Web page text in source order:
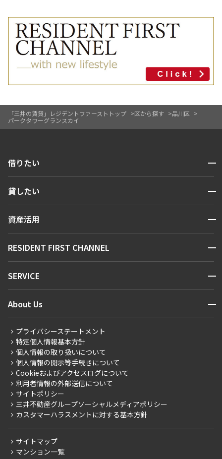
「三井の賃貸」レジデントファーストトップ 区から探す
品川区
パークタワーグランスカイ
借りたい 開閉
人気エリアから探す
新着情報から探す
新着募集情報
こだわりから探す
こだわり一覧
プレミアムマンション
新築
当社限定（港区・渋谷区）
当社限定（港区・渋谷区以外）
三井不動産企画
賃料改定
貸したい 開閉
お問い合わせ
資産活用 開閉
お問い合わせ
RESIDENT FIRST CHANNEL 開閉
マンションレポート
住まいのコラム
SERVICE 開閉
会員ページ
ご入居・提携サービス
お部屋探しからご契約まで
よくあるご質問
社宅紹介
【仲介会社様向け】当社仲介事業部取り扱い物件入居申込
About Us 開閉
会社情報
事業案内
採用情報
ニュースリリース
お問い合わせ
プライバシーステートメント
特定個人情報基本方針
個人情報の取り扱いについて
個人情報の開示等手続きについて
Cookieおよびアクセスログについて
利用者情報の外部送信について
サイトポリシー
三井不動産グループソーシャルメディアポリシー
カスタマーハラスメントに対する基本方針
サイトマップ
マンション一覧